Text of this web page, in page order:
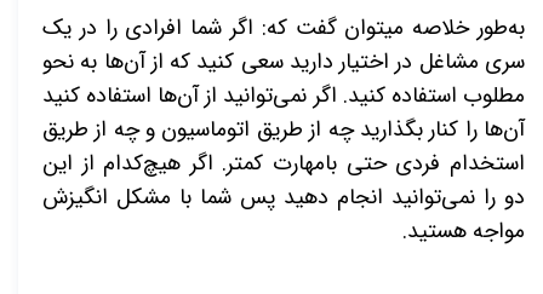
به‌طور خلاصه می­توان گفت که: اگر شما افرادی را در یک
سری مشاغل در اختیار دارید سعی کنید که از آن‌ها به نحو
مطلوب استفاده کنید. اگر نمی­‌توانید از آن‌ها استفاده کنید
آن‌ها را کنار بگذارید چه از طریق اتوماسیون و چه از طریق
استخدام فردی حتی بامهارت کمتر. اگر هیچ‌کدام از این
دو را نمی­‌توانید انجام دهید پس شما با مشکل انگیزش
مواجه هستید.